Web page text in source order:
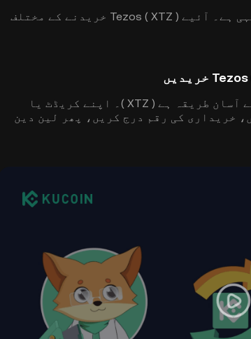
KuCoin پر کرپٹو کرنسی خریدنا آسان اور بدیہی ہے۔ آئیے Tezos ( XTZ ) خریدنے کے مختلف
یہ نئے صارفین کے لیے خریداری کا سب سے آسان طریقہ ہے ( XTZ )۔ اپنے کریڈٹ یا
خریداری کی رقم درج کریں، پھر لین دین